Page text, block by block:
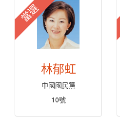
當選
林郁虹
中國國民黨
10號